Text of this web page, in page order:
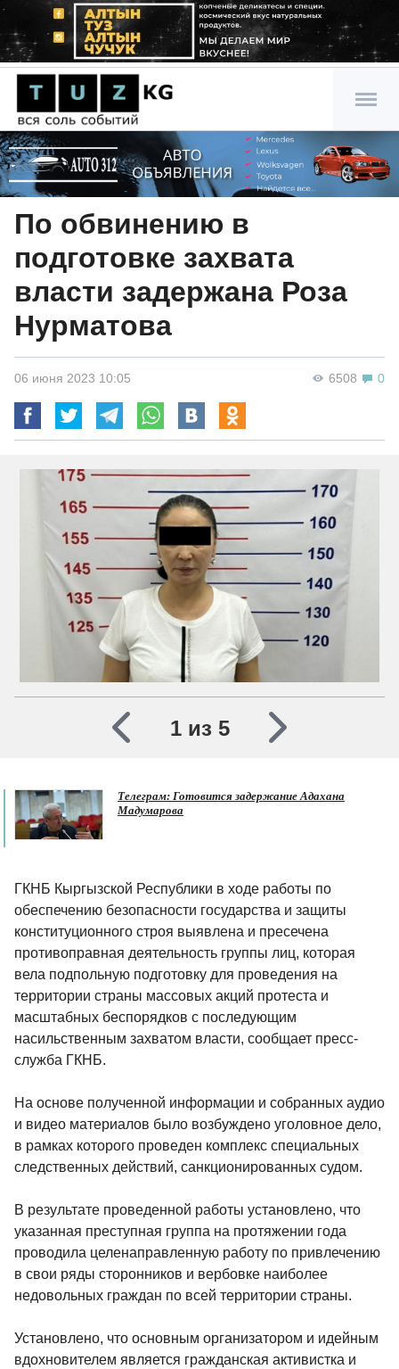
По обвинению в
подготовке захвата
власти задержана Роза
Нурматова
6508 0
06 июня 2023 10:05
1 из 5
Телеграм: Готовится задержание Адахана
Мадумарова
ГКНБ Кыргызской Республики в ходе работы по
обеспечению безопасности государства и защиты
конституционного строя выявлена и пресечена
противоправная деятельность группы лиц, которая
вела подпольную подготовку для проведения на
территории страны массовых акций протеста и
масштабных беспорядков с последующим
насильственным захватом власти, сообщает пресс-
служба ГКНБ.
На основе полученной информации и собранных аудио
и видео материалов было возбуждено уголовное дело,
в рамках которого проведен комплекс специальных
следственных действий, санкционированных судом.
В результате проведенной работы установлено, что
указанная преступная группа на протяжении года
проводила целенаправленную работу по привлечению
в свои ряды сторонников и вербовке наиболее
недовольных граждан по всей территории страны.
Установлено, что основным организатором и идейным
вдохновителем является гражданская активистка и